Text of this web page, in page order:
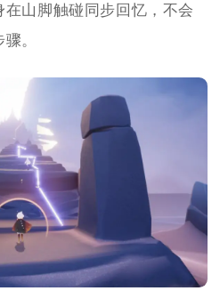
山脚触碰同步回忆，不会
。